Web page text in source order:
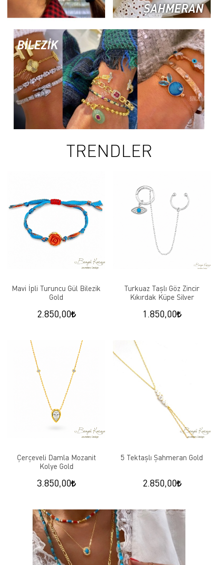
ŞAHMERAN
BİLEZİK
TRENDLER
Mavi İpli Turuncu Gül Bilezik
Gold
2.850,00
Turkuaz Taşlı Göz Zincir
Kıkırdak Küpe Silver
1.850,00
Çerçeveli Damla Mozanit
Kolye Gold
3.850,00
5 Tektaşlı Şahmeran Gold
2.850,00